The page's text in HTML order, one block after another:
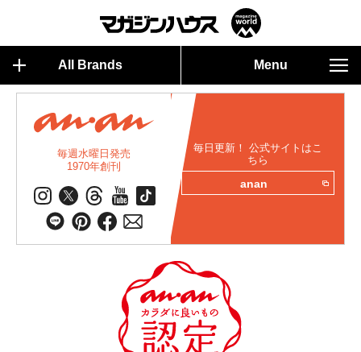
All Brands Menu
毎週水曜日発売
1970年創刊
毎日更新！ 公式サイトはこ
ちら
anan